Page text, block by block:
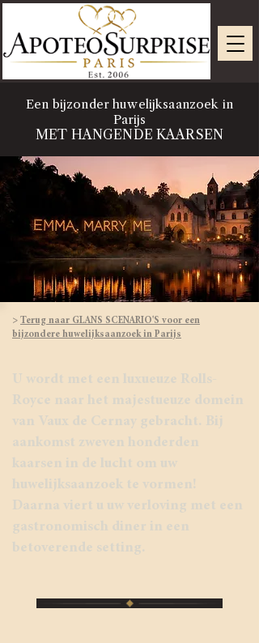
Een bijzonder huwelijksaanzoek in
Parijs
MET HANGENDE KAARSEN
> Terug naar GLANS SCENARIO'S voor een
bijzondere huwelijksaanzoek in Parijs
U wordt met een luxueuze Rolls-
Royce naar het majestueuze domein
van Vaux de Cernay gebracht. Bij
aankomst zweven honderden
kaarsen in de lucht om uw
huwelijksaanzoek te vormen!
Daarna viert u uw verloving met een
gastronomisch diner in een
betoverende setting.​